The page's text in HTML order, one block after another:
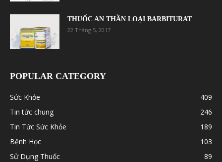
THUỐC AN THẦN LOẠI BARBITURAT
22 Tháng 5, 2017
POPULAR CATEGORY
Sức Khỏe
409
Tin tức chung
246
Tin Tức Sức Khỏe
189
Bệnh Học
103
Sử Dụng Thuốc
89